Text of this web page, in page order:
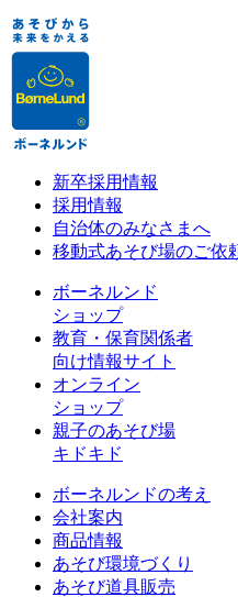
新卒採用情報
採用情報
自治体のみなさまへ
移動式あそび場のご依
ボーネルンド
ショップ
教育・保育関係者
向け情報サイト
オンライン
ショップ
親子のあそび場
キドキド
ボーネルンドの考え
会社案内
商品情報
あそび環境づくり
あそび道具販売